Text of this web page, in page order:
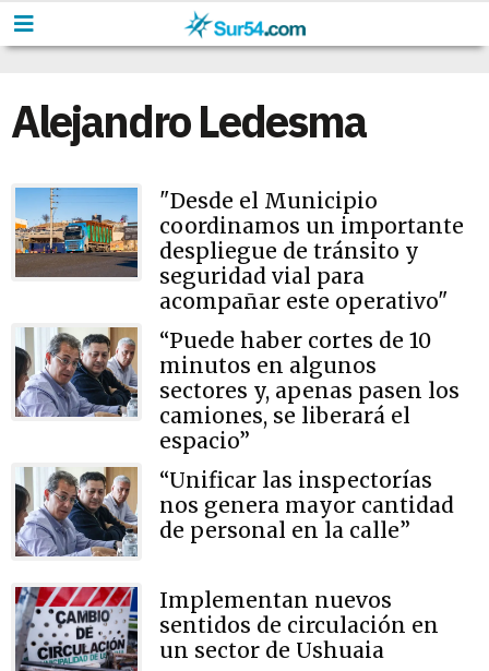
Alejandro Ledesma
"Desde el Municipio
coordinamos un importante
despliegue de tránsito y
seguridad vial para
acompañar este operativo"
“Puede haber cortes de 10
minutos en algunos
sectores y, apenas pasen los
camiones, se liberará el
espacio”
“Unificar las inspectorías
nos genera mayor cantidad
de personal en la calle”
Implementan nuevos
sentidos de circulación en
un sector de Ushuaia